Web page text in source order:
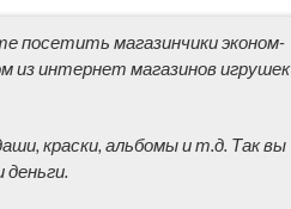
посетить магазинчики эконом-
из интернет магазинов игрушек
краски, альбомы и т.д. Так вы